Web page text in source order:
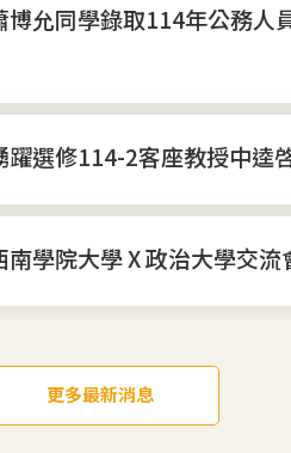
博允同學錄取114年公務
選修114-2客座教授中逵
南學院大學 X 政治大學交流
更多最新消息